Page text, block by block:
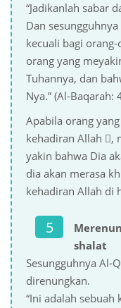
“Jadikanlah sabar
Dan
kecuali bagi
orang yang
Tuhannya, dan
Nya.” (Al-Baqarah:
Apabila orang
kehadiran Allah ,
yakin bahwa Dia
dia akan merasa
kehadiran Allah di
shalat
Sesungguhnya
direnungkan.
“Ini adalah